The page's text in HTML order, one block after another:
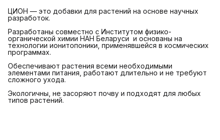
ЦИОН — это добавки для растений на основе научных
разработок.
Разработаны совместно с Институтом физико-
органической химии НАН Беларуси и основаны на
технологии ионитопоники, применявшейся в космических
программах.
Обеспечивают растения всеми необходимыми
элементами питания, работают длительно и не требуют
сложного ухода.
Экологичны, не засоряют почву и подходят для любых
типов растений.